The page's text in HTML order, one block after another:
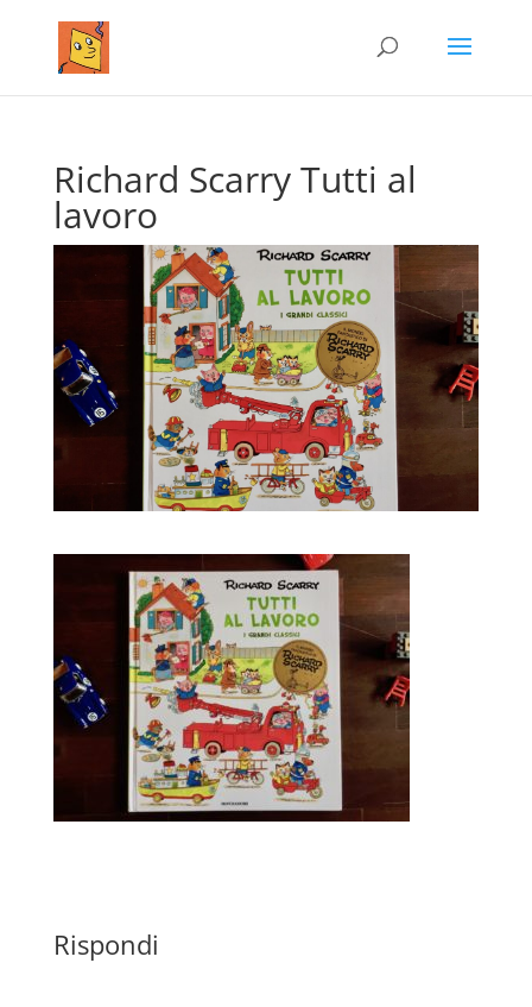
Richard Scarry Tutti al
lavoro
Rispondi